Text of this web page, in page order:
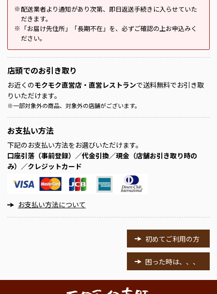
※ 配送業者より通知があり次第、即日返送手続きに入らせていた
だきます。
※
「お届け先住所」「長期不在」を、必ずご確認の上お申込みく
ださい。
店頭でのお引き取り
お近くのモクモク直営店・直営レストランで送料無料でお引き取
りいただけます。
※一部対象外の商品、対象外の店舗がございます。
お支払い方法
下記のお支払い方法をお選びいただけます。
口座引落（事前登録）／代金引換／現金（店舗お引き取り時の
み）／クレジットカード
お支払い方法について
初めてご利用の方
困った時は、、、